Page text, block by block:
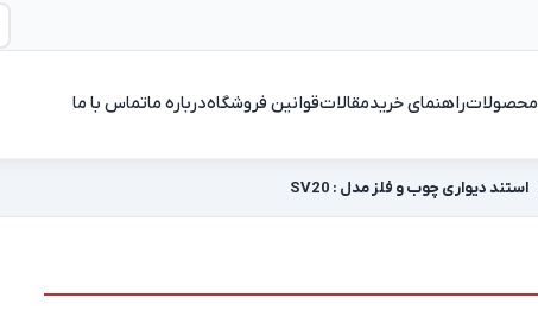
محصولاتراهنمای خریدمقالاتقوانین فروشگاهدرباره ماتماس با ما
استند دیواری چوب و فلز مدل : SV20